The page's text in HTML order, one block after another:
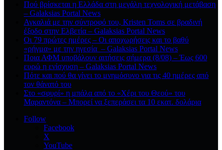
Πού βρίσκεται η Ελλάδα στη μεγάλη τεχνολογική μετάβαση
– Galaksias Portal News
Αγκαλιά με την σύντροφό του, Kristen Toms σε βραδινή
έξοδο στην Ελβετία – Galaksias Portal News
Οι 79 πρώτες ημέρες – Οι αποχωρήσεις και το βαθύ
«ρήγμα» με την ηγεσία – Galaksias Portal News
Ποια ΑΦΜ υποβάλουν αιτήσεις σήμερα (8/08) – Έως 600
ευρώ η ενίσχυση – Galaksias Portal News
Πότε και πού θα γίνει το μνημόσυνο για τις 40 ημέρες από
τον θάνατό του
Στο «σφυρί» η μπάλα από το «Χέρι του Θεού» του
Μαραντόνα – Μπορεί να ξεπεράσει τα 10 εκατ. δολάρια
Follow
Facebook
X
YouTube